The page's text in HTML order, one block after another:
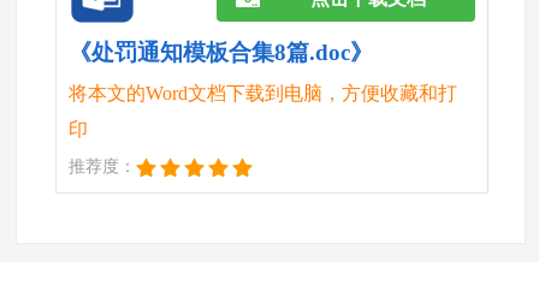
《处罚通知模板合集8篇.doc》
将本文的Word文档下载到电脑，方便收藏和打
印
推荐度：